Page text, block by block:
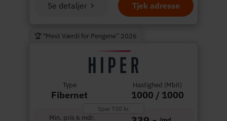
Tjek adresse
Se detaljer
🏆 "Mest Værdi for Pengene” 2026
Type
Fibernet
Hastighed (Mbit)
1000 / 1000
Spar 720 kr.
Min. pris 6 mdr.